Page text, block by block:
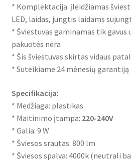
* Komplektacija: įleidžiamas
LED, laidas, jungtis laidams
* Šviestuvas gaminamas tik gavus
pakuotės nėra
* Šis šviestuvas skirtas vidaus
* Suteikiame 24 mėnesių garantiją
Specifikacija:
* Medžiaga: plastikas
* Maitinimo įtampa: 220-240V
* Galia: 9 W
* Šviesos srautas: 800 lm
* Šviesos spalva: 4000k (neutrali